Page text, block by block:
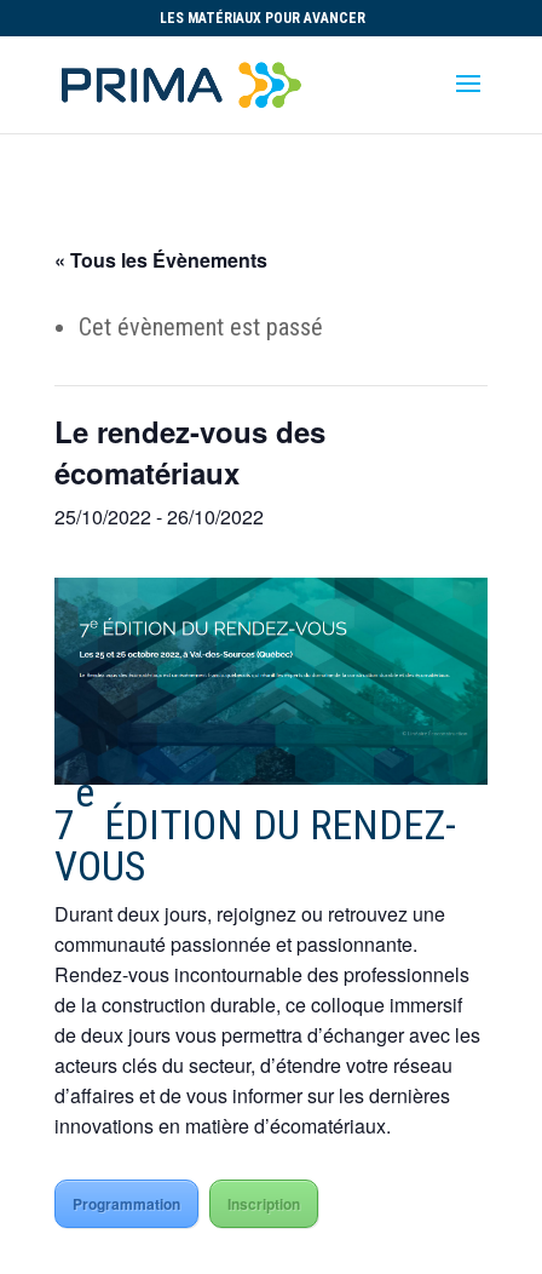
LES MATÉRIAUX POUR AVANCER
« Tous les Évènements
Cet évènement est passé
Le rendez-vous des
écomatériaux
25/10/2022-26/10/2022
7
e
ÉDITION DU RENDEZ-
VOUS
Durant deux jours, rejoignez ou retrouvez une
communauté passionnée et passionnante.
Rendez-vous incontournable des professionnels
de la construction durable, ce colloque immersif
de deux jours vous permettra d’échanger avec les
acteurs clés du secteur, d’étendre votre réseau
d’affaires et de vous informer sur les dernières
innovations en matière d’écomatériaux.
Programmation Inscription